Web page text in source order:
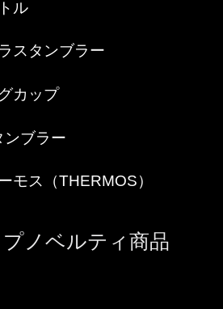
ル
スタンブラー
カップ
ンブラー
モス（THERMOS）
ノベルティ商品